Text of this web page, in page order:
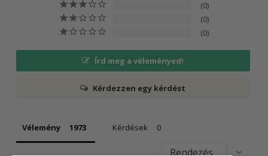
0
0
0
Írd meg a véleményed!
Kérdezzen egy kérdést
Vélemény Kérdések